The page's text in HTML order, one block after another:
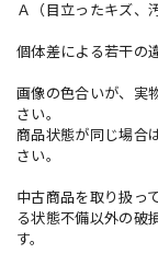
Ａ（目立ったキズ、
個体差による若干の
画像の色合いが、実
さい。
商品状態が同じ場合
さい。
中古商品を取り扱っ
る状態不備以外の破
す。